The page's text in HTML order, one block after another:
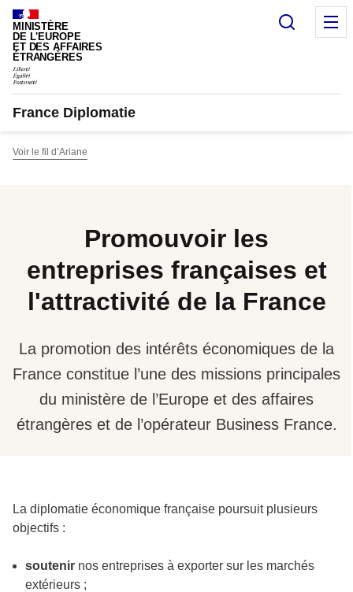
Panneau de gestion des cookies
MINISTÈRE
DE L'EUROPE
ET DES AFFAIRES
ÉTRANGÈRES
France Diplomatie
Voir le fil d’Ariane
Promouvoir les
entreprises françaises et
l'attractivité de la France
La promotion des intérêts économiques de la
France constitue l’une des missions principales
du ministère de l’Europe et des affaires
étrangères et de l’opérateur Business France.
La diplomatie économique française poursuit plusieurs
objectifs :
soutenir nos entreprises à exporter sur les marchés
extérieurs ;